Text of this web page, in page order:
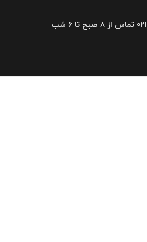
021 تماس از 8 صبح تا 6 شب